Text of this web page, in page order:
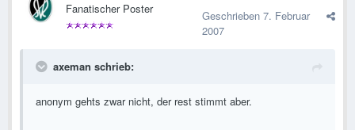
Fanatischer Poster Geschrieben 7. Februar
2007
axeman schrieb:
anonym gehts zwar nicht, der rest stimmt aber.